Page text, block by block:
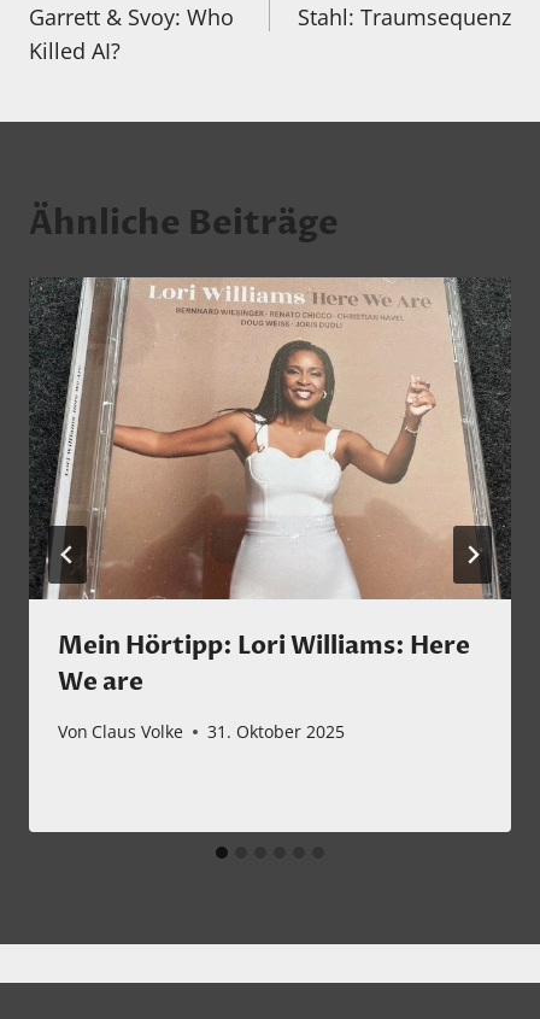
Garrett & Svoy: Who
Killed AI?
Stahl: Traumsequenz
Ähnliche Beiträge
Mein Hörtipp: Lori Williams: Here
We are
Von Claus Volke 31. Oktober 2025